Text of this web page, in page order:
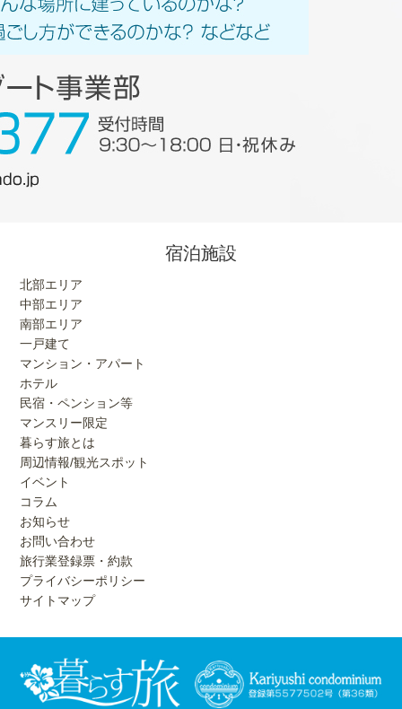
宿泊施設
北部エリア
中部エリア
南部エリア
一戸建て
マンション・アパート
ホテル
民宿・ペンション等
マンスリー限定
暮らす旅とは
周辺情報/観光スポット
イベント
コラム
お知らせ
お問い合わせ
旅行業登録票・約款
プライバシーポリシー
サイトマップ